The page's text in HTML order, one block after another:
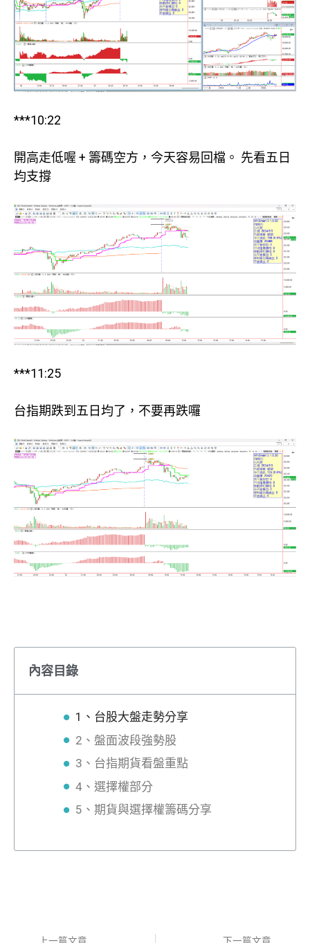
***10:22
開高走低喔 + 籌碼空方，今天容易回檔。 先看五日
均支撐
***11:25
台指期跌到五日均了，不要再跌囉
內容目錄
1、台股大盤走勢分享
2、盤面波段強勢股
3、台指期貨看盤重點
4、選擇權部分
5、期貨與選擇權籌碼分享